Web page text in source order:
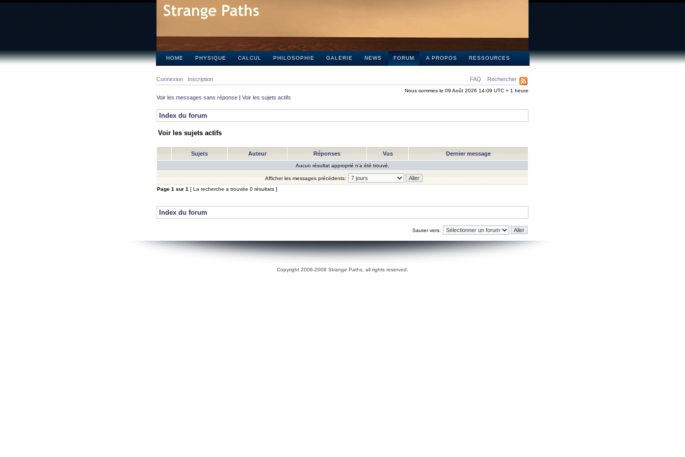
HOME PHYSIQUE CALCUL PHILOSOPHIE GALERIE NEWS FORUM A PROPOS RESSOURCES
FAQ Rechercher
Connexion Inscription
Nous sommes le 09 Août 2026 14:09 UTC + 1 heure
Voir les messages sans réponse | Voir les sujets actifs
Index du forum
Voir les sujets actifs
Sujets Auteur Réponses Vus Dernier message
Aucun résultat approprié n’a été trouvé.
Afficher les messages précédents:
Page 1 sur 1 [ La recherche a trouvée 0 résultats ]
Index du forum
Sauter vers:
Copyright 2006-2008 Strange Paths, all rights reserved.